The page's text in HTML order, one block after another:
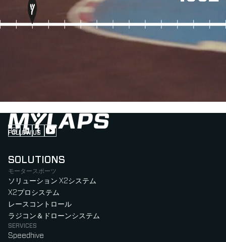
FOLLOW US
Follow us on Instagram (Opens in new tab)
Follow us on LinkedIn (Opens in new tab)
Follow us on Facebook (Opens in new tab)
Follow us on YouTube (Opens in new tab)
SOLUTIONS
モータースポーツ
ソリューション X2システム
X2プロシステム
レースコントロール
ラジコン＆ドローンシステム
SERVICES
Speedhive